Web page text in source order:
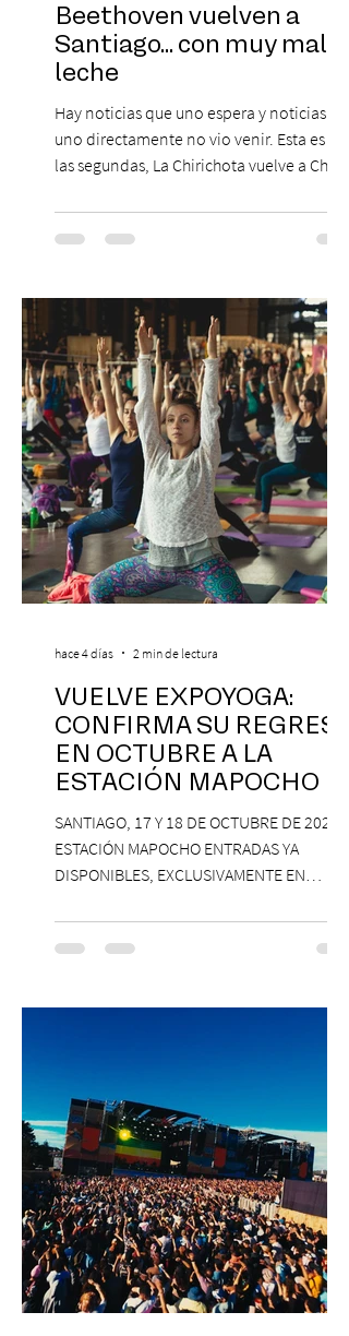
Beethoven vuelven a
Santiago... con muy mala
leche
Hay noticias que uno espera y noticias que
uno directamente no vio venir. Esta es de
las segundas, La Chirichota vuelve a Chile.
Después de agotar entradas en su primer
paso por Santiago en 2025, el grupo
retorna al Teatro Estudio 13 con dos
funciones, el 14 y 15 de agosto de 2026,
para que nadie se quede con las ganas (de
nuevo). Llegan con la confianza de quien
ha hecho sold-out en Colombia, Miami,
VUELVE EXPOYOGA:
CONFIRMA SU REGRESO
EN OCTUBRE A LA
ESTACIÓN MAPOCHO
SANTIAGO, 17 Y 18 DE OCTUBRE DE 2026,
ESTACIÓN MAPOCHO ENTRADAS YA
DISPONIBLES, EXCLUSIVAMENTE EN
con una edición renovada que reunirá
yoga, bienestar y vida consciente, con la
Antonella Orsini, Yoga Woman y más
Centro Cultural Estación Mapocho, espacio
que albergará durante dos jornadas una
pro
hace 4 días 2 min de lectura